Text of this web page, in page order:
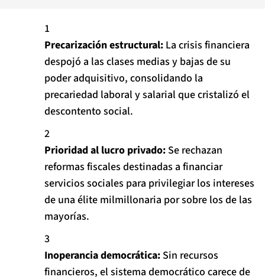
Precarización estructural: La crisis financiera
despojó a las clases medias y bajas de su
poder adquisitivo, consolidando la
precariedad laboral y salarial que cristalizó el
descontento social.
Prioridad al lucro privado: Se rechazan
reformas fiscales destinadas a financiar
servicios sociales para privilegiar los intereses
de una élite milmillonaria por sobre los de las
mayorías.
Inoperancia democrática: Sin recursos
financieros, el sistema democrático carece de